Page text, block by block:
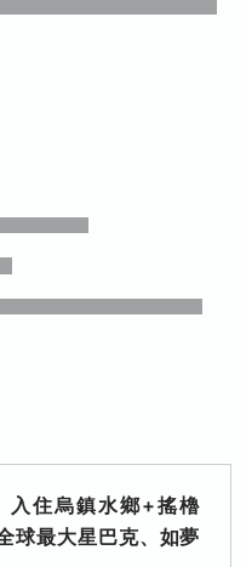
入住烏鎮水鄉+搖櫓
球最大星巴克、如夢